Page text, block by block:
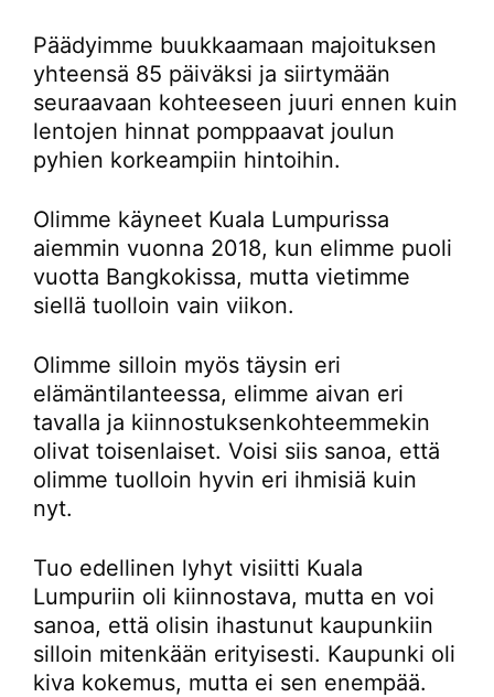
Päädyimme buukkaamaan majoituksen
yhteensä 85 päiväksi ja siirtymään
seuraavaan kohteeseen juuri ennen kuin
lentojen hinnat pomppaavat joulun
pyhien korkeampiin hintoihin.
Olimme käyneet Kuala Lumpurissa
aiemmin vuonna 2018, kun elimme puoli
vuotta Bangkokissa, mutta vietimme
siellä tuolloin vain viikon.
Olimme silloin myös täysin eri
elämäntilanteessa, elimme aivan eri
tavalla ja kiinnostuksenkohteemmekin
olivat toisenlaiset. Voisi siis sanoa, että
olimme tuolloin hyvin eri ihmisiä kuin
nyt.
Tuo edellinen lyhyt visiitti Kuala
Lumpuriin oli kiinnostava, mutta en voi
sanoa, että olisin ihastunut kaupunkiin
silloin mitenkään erityisesti. Kaupunki oli
kiva kokemus, mutta ei sen enempää.